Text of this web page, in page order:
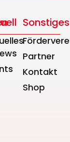
Sonstiges
Partner
Kontakt
Shop